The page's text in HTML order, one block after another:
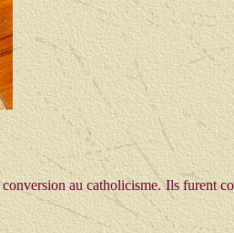
au catholicisme. Ils furent